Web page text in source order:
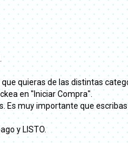
quieras de las distintas
en "Iniciar Compra".
Es muy importante que
y LISTO.